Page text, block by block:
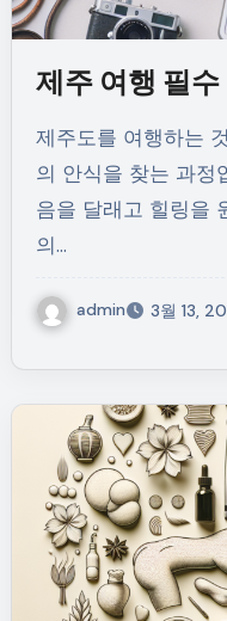
제주 여행 필
제주도를 여행하는 것은 단순한 관광을 넘어, 마음
의 안식을 찾는 과정
음을 달래고 힐링을
의…
admin 3월 13,